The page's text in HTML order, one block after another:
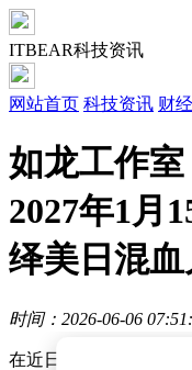
ITBEAR科技资讯
网站首页 科技资讯 财
如龙工作
2027年1月
绎美日混
时间：2026-06-06
在近日举办的夏日游戏